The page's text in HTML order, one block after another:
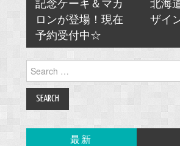
記念ケーキ＆マカ
ロンが登場！現在
予約受付中☆
北海
ザイ
Search
for:
最新